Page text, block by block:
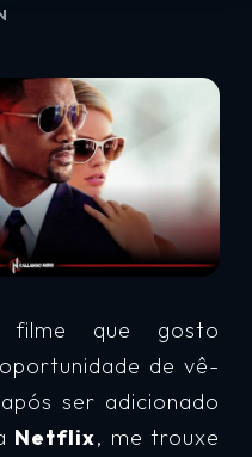
que gosto
de vê-
ser adicionado
Netflix, me trouxe